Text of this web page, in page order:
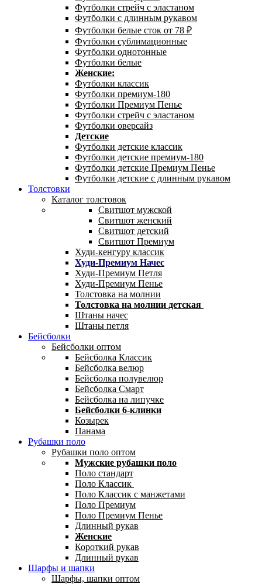
Футболки стрейч с эластаном
Футболки с длинным рукавом
Футболки белые сток от 78 ₽
Футболки сублимационные
Футболки однотонные
Футболки белые
Женские:
Футболки классик
Футболки премиум-180
Футболки Премиум Пенье
Футболки стрейч с эластаном
Футболки оверсайз
Детские
Футболки детские классик
Футболки детские премиум-180
Футболки детские Премиум Пенье
Футболки детские с длинным рукавом
Толстовки
Каталог толстовок
Свитшот мужской
Свитшот женский
Свитшот детский
Свитшот Премиум
Худи-кенгуру классик
Худи-Премиум Начес
Худи-Премиум Петля
Худи-Премиум Пенье
Толстовка на молнии
Толстовка на молнии детская
Штаны начес
Штаны петля
Бейсболки
Бейсболки оптом
Бейсболка Классик
Бейсболка велюр
Бейсболка полувелюр
Бейсболка Смарт
Бейсболка на липучке
Бейсболки 6-клинки
Козырек
Панама
Рубашки поло
Рубашки поло оптом
Мужские рубашки поло
Поло стандарт
Поло Классик
Поло Классик с манжетами
Поло Премиум
Поло Премиум Пенье
Длинный рукав
Женские
Короткий рукав
Длинный рукав
Шарфы и шапки
Шарфы, шапки оптом